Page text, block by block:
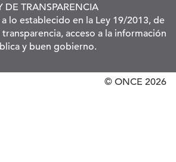
DE TRANSPARENCIA
a lo establecido en la Ley 19/2013, de
acceso a la información
y buen gobierno.
© ONCE 2026